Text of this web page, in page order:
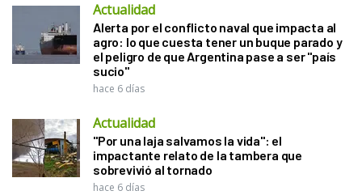
Actualidad
Alerta por el conflicto naval que impacta al
agro: lo que cuesta tener un buque parado y
el peligro de que Argentina pase a ser "país
sucio"
hace 6 días
Actualidad
"Por una laja salvamos la vida": el
impactante relato de la tambera que
sobrevivió al tornado
hace 6 días